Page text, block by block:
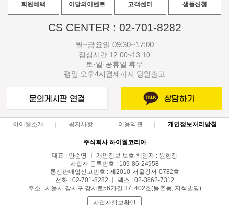
회원혜택 이달의이벤트 고객센터 샘플신청
CS CENTER : 02-701-8282
월~금요일 09:30~17:00
점심시간 12:00~13:10
토·일·공휴일 휴무
평일 오후4시결제까지 당일출고
하이웰소개 공지사항 이용약관 개인정보처리방침
주식회사 하이웰코리아
대표 : 안순영 ㅣ 개인정보 보호 책임자 : 원현정
사업자 등록번호 : 109-86-24958
통신판매업신고번호 : 제2010-서울강서-0782호
전화 : 02-701-8282 ㅣ 팩스 : 02-3662-7312
주소 : 서울시 강서구 강서로56가길 37, 402호(등촌동, 지석빌딩)
사업자정보확인